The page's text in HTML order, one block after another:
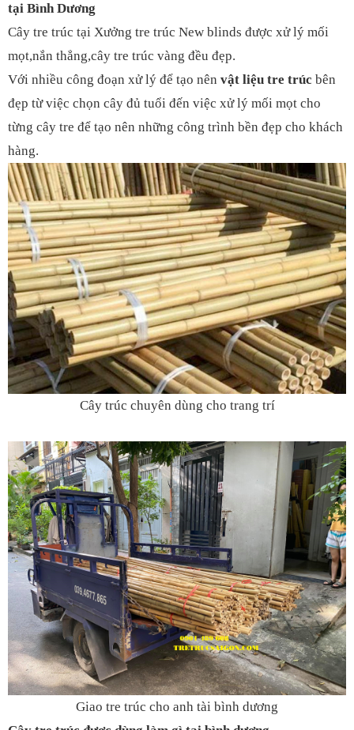
tại Bình Dương
Cây tre trúc tại Xưởng tre trúc New blinds được xử lý mối
mọt,nắn thẳng,cây tre trúc vàng đều đẹp.
Với nhiều công đoạn xử lý để tạo nên vật liệu tre trúc bên
đẹp từ việc chọn cây đủ tuổi đến việc xử lý mối mọt cho
từng cây tre để tạo nên những công trình bền đẹp cho khách
hàng.
Cây trúc chuyên dùng cho trang trí
Giao tre trúc cho anh tài bình dương